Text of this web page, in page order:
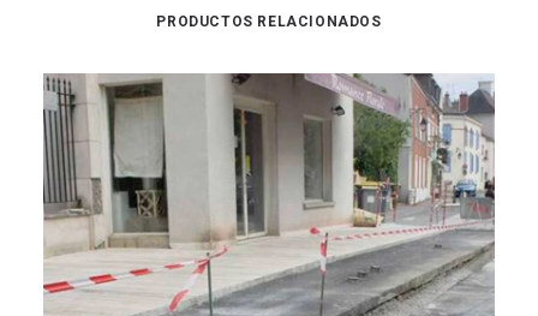
PRODUCTOS RELACIONADOS